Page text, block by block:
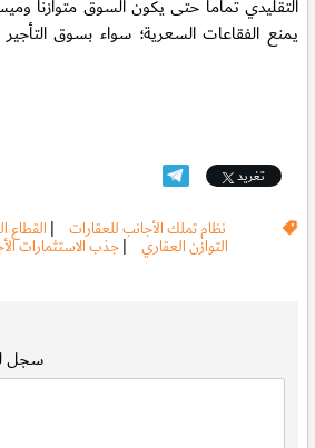
التقليدي تماماً حتى يكون السوق متوازناً
يمنع الفقاعات السعرية؛ سواء بسوق
تغريد
نظام تملك الأجانب للعقارات | القطاع
التوازن العقاري |جذب الاستثمارات
سجل